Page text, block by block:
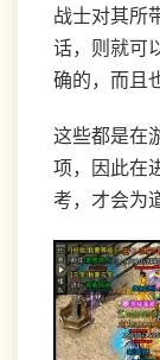
战士对其所
话，则就可
确的，而且
这些都是在
项，因此在
考，才会为